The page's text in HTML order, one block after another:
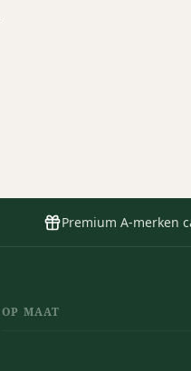
Premium A-merken
OP MAAT